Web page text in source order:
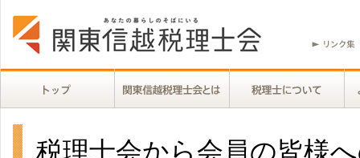
税理士会から会員の皆様